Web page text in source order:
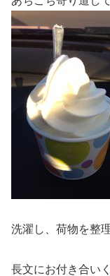
洗濯し、荷物を整
長文にお付き合い